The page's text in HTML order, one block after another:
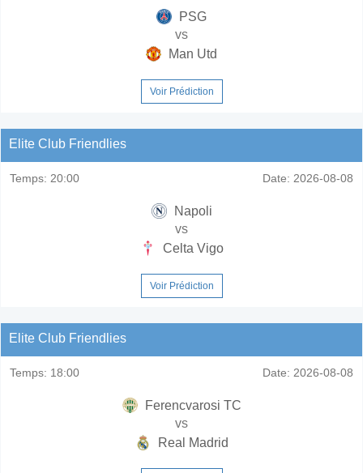
PSG
vs
Man Utd
Voir Prédiction
Elite Club Friendlies
Temps: 20:00 Date: 2026-08-08
Napoli
vs
Celta Vigo
Voir Prédiction
Elite Club Friendlies
Temps: 18:00 Date: 2026-08-08
Ferencvarosi TC
vs
Real Madrid